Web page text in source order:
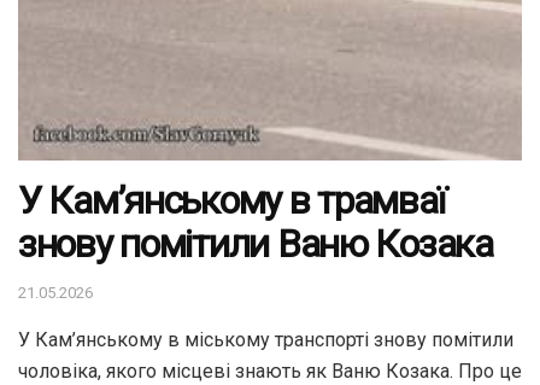
У Кам’янському в трамваї
знову помітили Ваню Козака
21.05.2026
У Кам’янському в міському транспорті знову помітили
чоловіка, якого місцеві знають як Ваню Козака. Про це